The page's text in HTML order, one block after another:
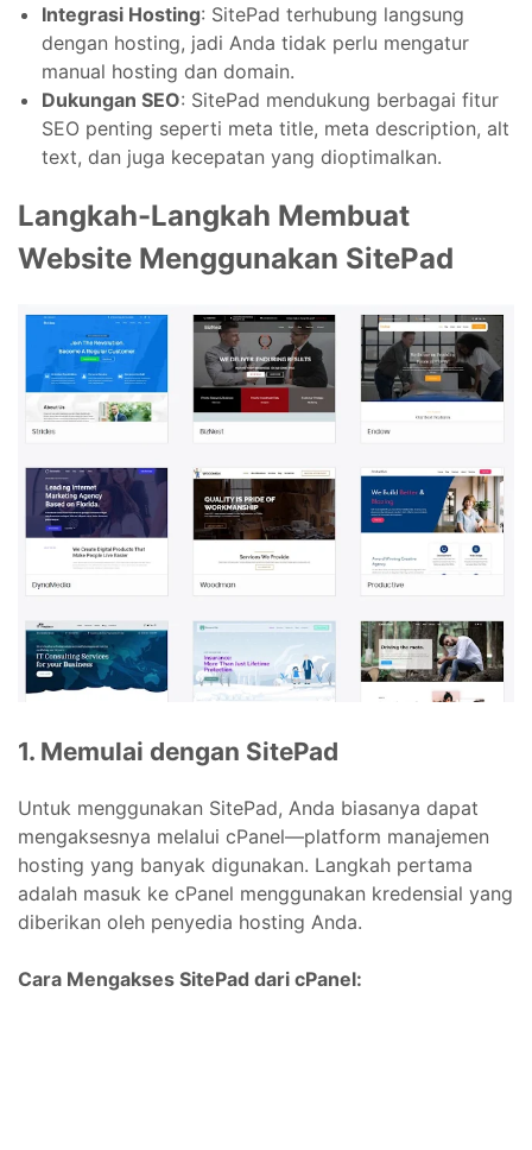
Integrasi Hosting: SitePad terhubung langsung
dengan hosting, jadi Anda tidak perlu mengatur
manual hosting dan domain.
Dukungan SEO: SitePad mendukung berbagai fitur
SEO penting seperti meta title, meta description, alt
text, dan juga kecepatan yang dioptimalkan.
Langkah-Langkah Membuat
Website Menggunakan SitePad
1. Memulai dengan SitePad
Untuk menggunakan SitePad, Anda biasanya dapat
mengaksesnya melalui cPanel—platform manajemen
hosting yang banyak digunakan. Langkah pertama
adalah masuk ke cPanel menggunakan kredensial yang
diberikan oleh penyedia hosting Anda.
Cara Mengakses SitePad dari cPanel: